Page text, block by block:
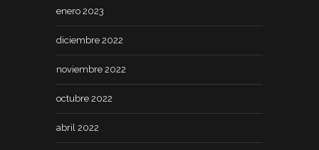
enero 2023
diciembre 2022
noviembre 2022
octubre 2022
abril 2022